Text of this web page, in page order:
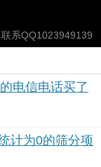
系QQ1023949139
电信电话买了
计为0的筛分项